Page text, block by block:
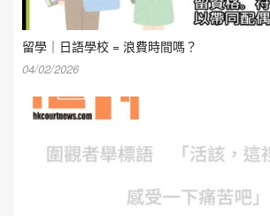
留學｜日語學校 = 浪費時間嗎？
04/02/2026